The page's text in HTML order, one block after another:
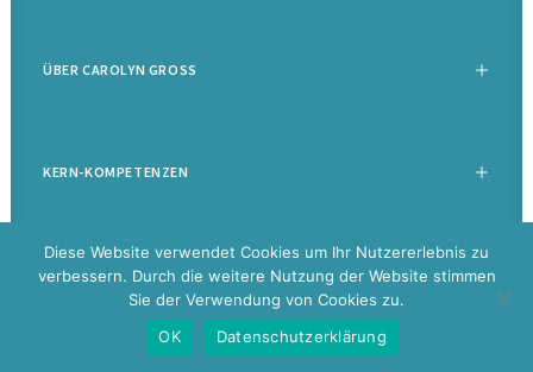
ÜBER CAROLYN GROSS
KERN-KOMPETENZEN
2026 Carolyn Groß |Datenschutz|Impressum|Disclaimer
Diese Website verwendet Cookies um Ihr Nutzererlebnis zu
verbessern. Durch die weitere Nutzung der Website stimmen
Sie der Verwendung von Cookies zu.
OK
Datenschutzerklärung